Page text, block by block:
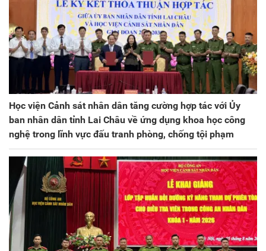
Học viện Cảnh sát nhân dân tăng cường hợp tác với Ủy
ban nhân dân tỉnh Lai Châu về ứng dụng khoa học công
nghệ trong lĩnh vực đấu tranh phòng, chống tội phạm